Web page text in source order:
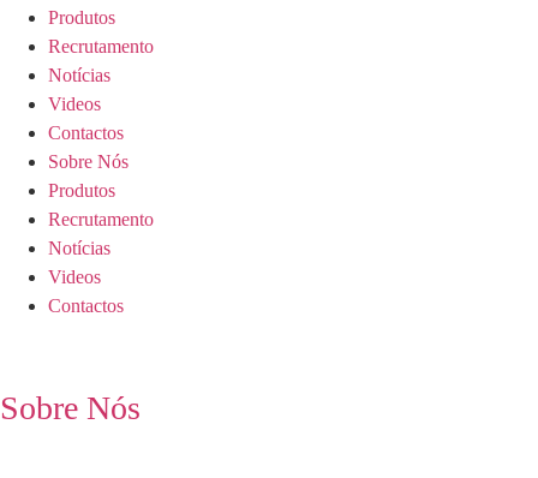
Produtos
Recrutamento
Notícias
Videos
Contactos
Sobre Nós
Produtos
Recrutamento
Notícias
Videos
Contactos
Sobre Nós